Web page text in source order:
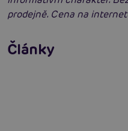
prodejně. Cena na
Články
dospělé
Číst více
Jak na bondage? Svazování partnera při sexu
aneb co je bondáž